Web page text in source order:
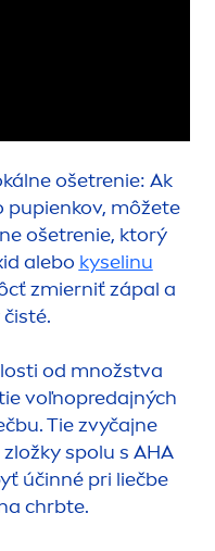
ošetrenie: Ak
môžete
ošetrenie, ktorý
alebo kyselinu
zmierniť zápal a
od množstva
voľnopredajných
Tie zvyčajne
spolu s AHA
účinné pri liečbe
chrbte.